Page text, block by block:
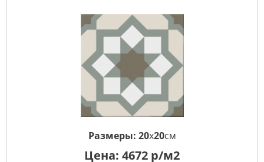
Размеры: 20x20см
Цена: 4672 р/м2